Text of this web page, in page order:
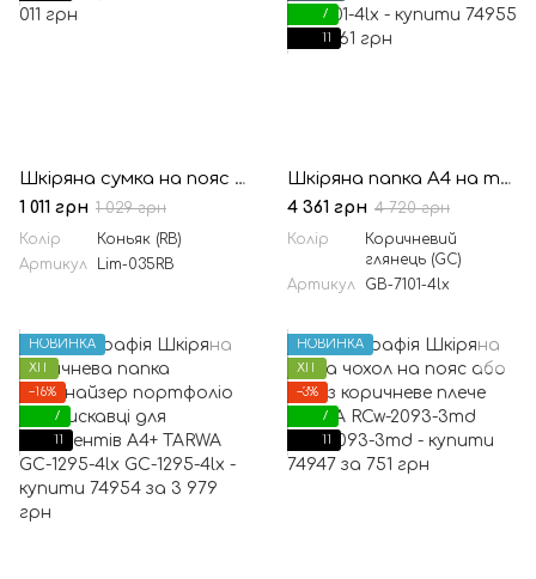
Шкіряна сумка на пояс бананка LIMARY Lim-035RB
1 011 грн 1 029 грн
Колір
Коньяк (RB)
Артикул
Lim-035RB
7
11
Шкіряна папка А4 на три відділення з петлею для руки TARWA GC-7101-4lx
4 361 грн 4 720 грн
Колір
Коричневий
глянець (GC)
Артикул
GB-7101-4lx
НОВИНКА
ХІТ
−16%
7
11
НОВИНКА
ХІТ
−3%
7
11